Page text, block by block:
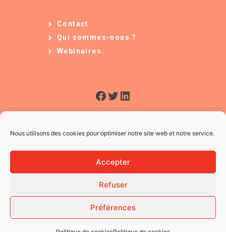
Nous utilisons des cookies pour optimiser notre site web et notre service.
Accepter
Refuser
Préférences
Contact
Qui sommes-nous ?
Webinaires
Facebook
Twitter
LinkedIn
© 2026 L'Usine à Ges
CGV
Mentions légales